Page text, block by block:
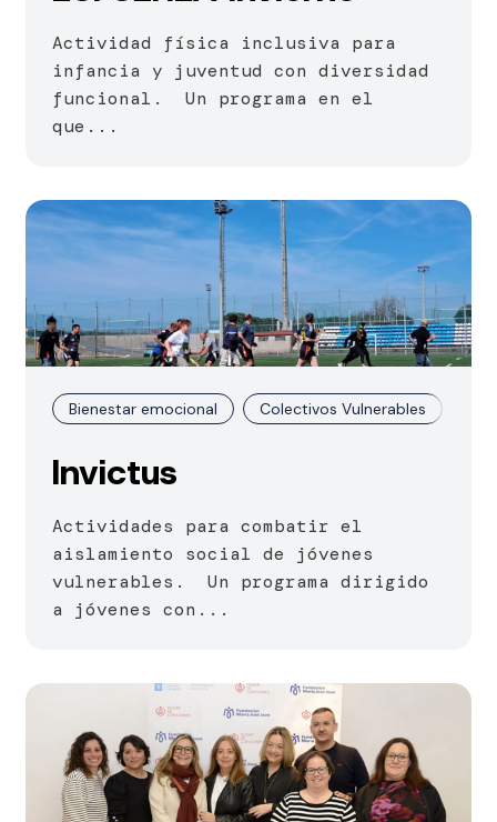
Actividad física inclusiva para
infancia y juventud con diversidad
funcional. Un programa en el
que...
Invictus
Bienestar emocional Colectivos Vulnerables
Actividades para combatir el
aislamiento social de jóvenes
vulnerables. Un programa dirigido
a jóvenes con...